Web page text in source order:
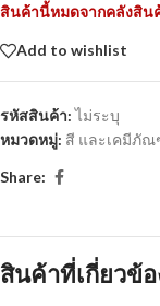
สินค้านี้หมดจากคลังสิน
Add to wishlist
รหัสสินค้า:ไม่ระบุ
หมวดหมู่: สี และเคมีภั
Share:
สินค้าที่เกี่ยวข้อ